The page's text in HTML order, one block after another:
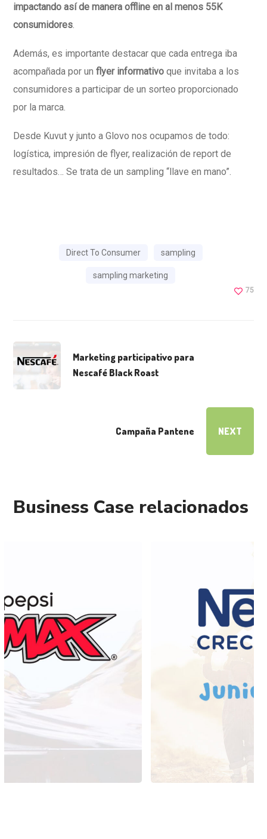
impactando así de manera offline en al menos 55K
consumidores.
Además, es importante destacar que cada entrega iba
acompañada por unflyer informativo que invitaba a los
consumidores a participar de un sorteo proporcionado
por la marca.
Desde Kuvut y junto a Glovo nos ocupamos de todo:
logística, impresión de flyer, realización de report de
resultados… Se trata de un sampling “llave en mano”.
Direct To Consumer sampling
sampling marketing
75
Marketing participativo para
Nescafé Black Roast
Campaña Pantene NEXT